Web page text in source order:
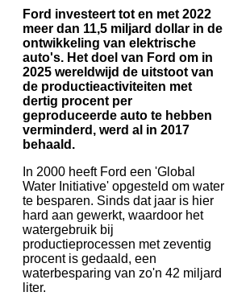
Ford investeert tot en met 2022
meer dan 11,5 miljard dollar in de
ontwikkeling van elektrische
auto's. Het doel van Ford om in
2025 wereldwijd de uitstoot van
de productieactiviteiten met
dertig procent per
geproduceerde auto te hebben
verminderd, werd al in 2017
behaald.
In 2000 heeft Ford een 'Global
Water Initiative' opgesteld om water
te besparen. Sinds dat jaar is hier
hard aan gewerkt, waardoor het
watergebruik bij
productieprocessen met zeventig
procent is gedaald, een
waterbesparing van zo'n 42 miljard
liter.